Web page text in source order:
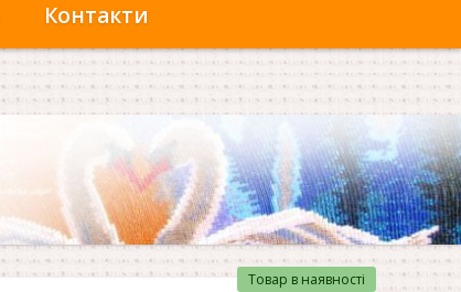
Контакти
Товар в наявності